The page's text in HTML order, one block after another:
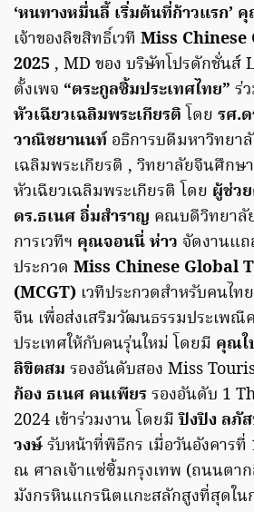
‘หนทางหมื่นลี้ เริ่มต้นที่ก้าวแรก’
เจ้าของลิขสิทธิ์เวที Miss
2025 , MD ของ บริษัทโปรดักชั่นส์
ตั้งเพจ “ตระกูลซิ้มประเทศไทย” ร่
หัวเฉียวเฉลิมพระเกียรติ โดย รศ.
วาณิชยานนท์ อธิการบดีมหาวิทยา
เฉลิมพระเกียรติ , วิทยาลัยจีนศึกษ
หัวเฉียวเฉลิมพระเกียรติ โดย ผู้ช่ว
ดร.ธเนศ อิ่มสำราญ คณบดีวิทยาลั
การเวทีฯ คุณจอนนี่ ห่าว จัดงานแถ
ประกวด Miss Chinese Global
(MCGT) เวทีประกวดสำหรับคนไท
จีน เพื่อส่งเสริมวัฒนธรรมประเพณี
ประเทศให้กับคนรุ่นใหม่ โดยมี คุณใ
ลิขิตสม รองอันดับสอง Miss
ก้อง ธเนศ คนเพียรรองอันดับ 1
2024 เข้าร่วมงาน โดยมีปิงปิง ลภั
วงษ์รับหน้าที่พิธีกร เมื่อวันอังคาร
ณ ศาลเจ้าแซ่ซิ้มกรุงเทพ (ถนนตาก
มังกรหินแกรนิตแกะสลักสูงที่สุดใน